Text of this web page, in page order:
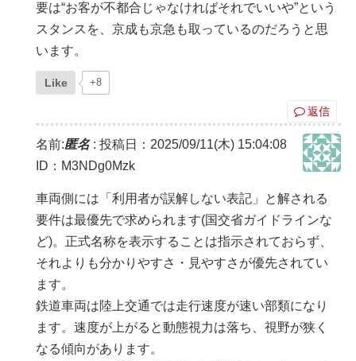
要は“お客が不都合じゃなければそれでいいや”という
スタンスを、京成も京急も取っているのだろうと思
います。
Like +8
返信
名前:匿名: 投稿日：2025/09/11(木) 15:04:08
ID：M3NDg0Mzk
車両側には「利用者が誤解しない表記」と解される
要件は最優先で求められます(国交省ガイドラインな
ど)。正式名称を表示することは指示されておらず、
それよりも分かりやすさ・見やすさが優先されてい
ます。
鉄道車両は陸上交通では走行速度が速い部類になり
ます。速度が上がると動態視力は落ち、視野が狭く
なる傾向があります。